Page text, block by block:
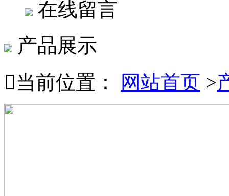
在线留言
产品展示
当前位置： 网站首页 >